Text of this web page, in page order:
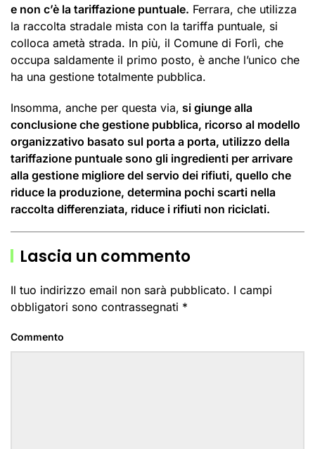
e non c’è la tariffazione puntuale. Ferrara, che utilizza
la raccolta stradale mista con la tariffa puntuale, si
colloca ametà strada. In più, il Comune di Forlì, che
occupa saldamente il primo posto, è anche l’unico che
ha una gestione totalmente pubblica.
Insomma, anche per questa via, si giunge alla
conclusione che gestione pubblica, ricorso al modello
organizzativo basato sul porta a porta, utilizzo della
tariffazione puntuale sono gli ingredienti per arrivare
alla gestione migliore del servio dei rifiuti, quello che
riduce la produzione, determina pochi scarti nella
raccolta differenziata, riduce i rifiuti non riciclati.
Lascia un commento
Il tuo indirizzo email non sarà pubblicato. I campi
obbligatori sono contrassegnati *
Commento